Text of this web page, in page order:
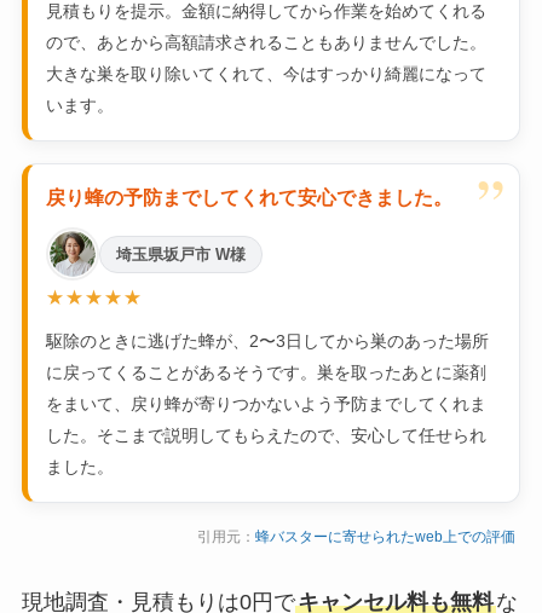
見積もりを提示。金額に納得してから作業を始めてくれる
ので、あとから高額請求されることもありませんでした。
大きな巣を取り除いてくれて、今はすっかり綺麗になって
います。
”
戻り蜂の予防までしてくれて安心できました。
埼玉県坂戸市 W様
★★★★★
駆除のときに逃げた蜂が、2〜3日してから巣のあった場所
に戻ってくることがあるそうです。巣を取ったあとに薬剤
をまいて、戻り蜂が寄りつかないよう予防までしてくれま
した。そこまで説明してもらえたので、安心して任せられ
ました。
引用元：蜂バスターに寄せられたweb上での評価
現地調査・見積もりは0円でキャンセル料も無料な